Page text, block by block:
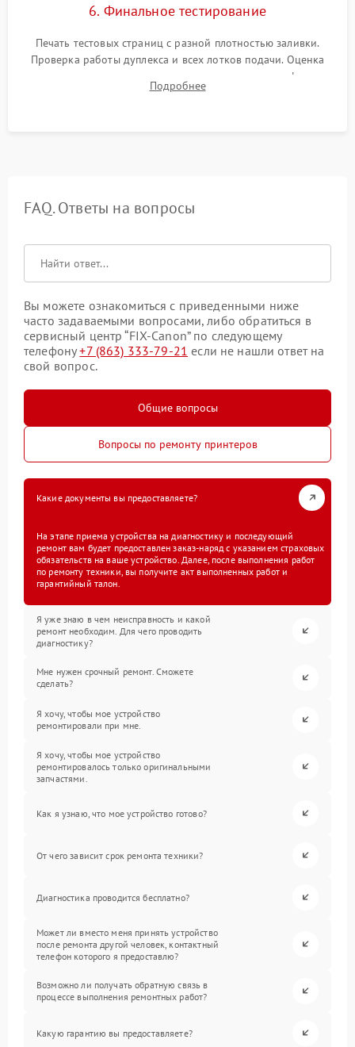
6. Финальное тестирование
Печать тестовых страниц с разной плотностью заливки.
Проверка работы дуплекса и всех лотков подачи. Оценка
качества запекания тонера и полное отсутствие дефектов
изображения перед выдачей готового устройства.
Подробнее
FAQ. Ответы на вопросы
Вы можете ознакомиться с приведенными ниже
часто задаваемыми вопросами, либо обратиться в
сервисный центр “FIX-Canon” по следующему
телефону+7 (863) 333-79-21 если не нашли ответ на
свой вопрос.
Общие вопросы
Вопросы по ремонту принтеров
Какие документы вы предоставляете?
На этапе приема устройства на диагностику и последующий
ремонт вам будет предоставлен заказ-наряд с указанием страховых
обязательств на ваше устройство. Далее, после выполнения работ
по ремонту техники, вы получите акт выполненных работ и
гарантийный талон.
Я уже знаю в чем неисправность и какой
ремонт необходим. Для чего проводить
диагностику?
Мне нужен срочный ремонт. Сможете
сделать?
Я хочу, чтобы мое устройство
ремонтировали при мне.
Я хочу, чтобы мое устройство
ремонтировалось только оригинальными
запчастями.
Как я узнаю, что мое устройство готово?
От чего зависит срок ремонта техники?
Диагностика проводится бесплатно?
Может ли вместо меня принять устройство
после ремонта другой человек, контактный
телефон которого я предоставлю?
Возможно ли получать обратную связь в
процессе выполнения ремонтных работ?
Какую гарантию вы предоставляете?